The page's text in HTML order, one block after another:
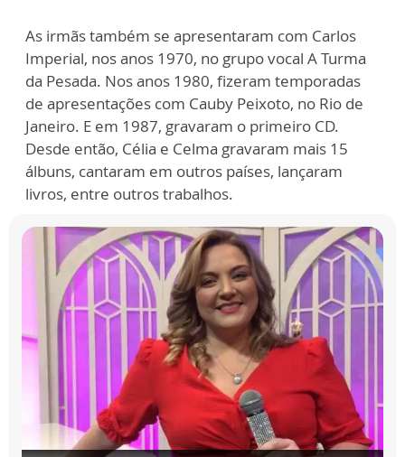
As irmãs também se apresentaram com Carlos
Imperial, nos anos 1970, no grupo vocal A Turma
da Pesada. Nos anos 1980, fizeram temporadas
de apresentações com Cauby Peixoto, no Rio de
Janeiro. E em 1987, gravaram o primeiro CD.
Desde então, Célia e Celma gravaram mais 15
álbuns, cantaram em outros países, lançaram
livros, entre outros trabalhos.